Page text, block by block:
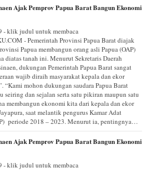
Ajak Pemprov Papua Barat Bangun Ekonomi
- klik judul untuk membaca
- Pemerintah Provinsi Papua Barat diajak
Papua membangun orang asli Papua (OAP)
diatas tanah ini. Menurut Sekretaris Daerah
dukungan Pemerintah Papua Barat sangat
wajib diraih masyarakat kepala dan ekor
“Kami mohon dukungan saudara Papua Barat
seiring dan sejalan serta satu pikiran maupun satu
membangun ekonomi kita dari kepala dan ekor
saat melantik pengurus Kamar Adat
periode 2018 – 2023. Menurut ia, pentingnya…
Ajak Pemprov Papua Barat Bangun Ekonomi
- klik judul untuk membaca